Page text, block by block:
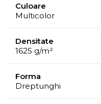
Culoare
Multicolor
Densitate
1625 g/m²
Forma
Dreptunghi